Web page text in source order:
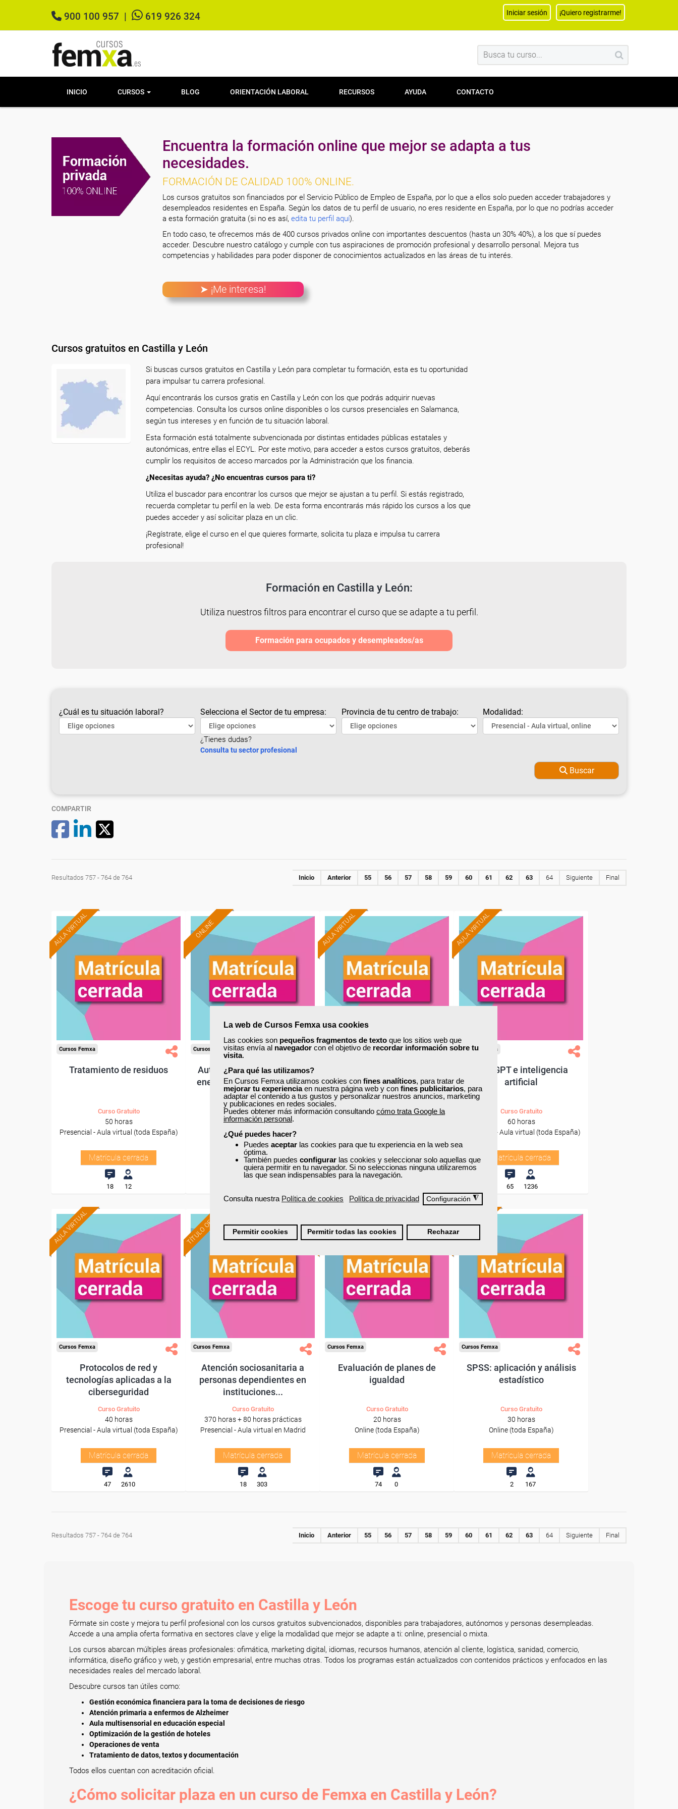
La web de Cursos Femxa usa cookies
Las cookies son pequeños fragmentos de texto que los sitios web que
visitas envía al navegador con el objetivo de recordar información sobre tu
visita.
¿Para qué las utilizamos?
En Cursos Femxa utilizamos cookies con fines analíticos, para tratar de
mejorar tu experienciaen nuestra página web y con fines publicitarios, para
adaptar el contenido a tus gustos y personalizar nuestros anuncios, marketing
y publicaciones en redes sociales.
Puedes obtener más información consultando cómo trata Google la
información personal.
¿Qué puedes hacer?
Puedes aceptar las cookies para que tu experiencia en la web sea
óptima.
También puedes configurar las cookies y seleccionar solo aquellas que
quiera permitir en tu navegador. Si no seleccionas ninguna utilizaremos
las que sean indispensables para la navegación.
Consulta nuestra Política de cookies Política de privacidad Configuración ◮
Permitir cookies Permitir todas las cookies Rechazar
900 100 957 619 926 324 Iniciar sesión ¡Quiero registrarme!
INICIO CURSOS BLOG ORIENTACIÓN LABORAL RECURSOS AYUDA CONTACTO
Encuentra la formación online que mejor se adapta a tus
necesidades.
FORMACIÓN DE CALIDAD 100% ONLINE.
Los cursos gratuitos son financiados por el Servicio Público de Empleo de España, por lo que a ellos solo pueden acceder trabajadores y
desempleados residentes en España. Según los datos de tu perfil de usuario, no eres residente en España, por lo que no podrías acceder
a esta formación gratuita (si no es así, edita tu perfil aquí).
En todo caso, te ofrecemos más de 400 cursos privados online con importantes descuentos (hasta un 30% 40%), a los que sí puedes
acceder. Descubre nuestro catálogo y cumple con tus aspiraciones de promoción profesional y desarrollo personal. Mejora tus
competencias y habilidades para poder disponer de conocimientos actualizados en las áreas de tu interés.
➤ ¡Me interesa!
Cursos gratuitos en Castilla y León
Si buscas cursos gratuitos en Castilla y León para completar tu formación, esta es tu oportunidad
para impulsar tu carrera profesional.
Aquí encontrarás los cursos gratis en Castilla y León con los que podrás adquirir nuevas
competencias. Consulta los cursos online disponibles o los cursos presenciales en Salamanca,
según tus intereses y en función de tu situación laboral.
Esta formación está totalmente subvencionada por distintas entidades públicas estatales y
autonómicas, entre ellas el ECYL. Por este motivo, para acceder a estos cursos gratuitos, deberás
cumplir los requisitos de acceso marcados por la Administración que los financia.
¿Necesitas ayuda? ¿No encuentras cursos para ti?
Utiliza el buscador para encontrar los cursos que mejor se ajustan a tu perfil. Si estás registrado,
recuerda completar tu perfil en la web. De esta forma encontrarás más rápido los cursos a los que
puedes acceder y así solicitar plaza en un clic.
¡Regístrate, elige el curso en el que quieres formarte, solicita tu plaza e impulsa tu carrera
profesional!
Formación en Castilla y León:
Utiliza nuestros filtros para encontrar el curso que se adapte a tu perfil.
Formación para ocupados y desempleados/as
¿Cuál es tu situación laboral? Selecciona el Sector de tu empresa:
¿Tienes dudas?
Consulta tu sector profesional
Provincia de tu centro de trabajo: Modalidad:
Buscar
COMPARTIR
Resultados 757 - 764 de 764 Inicio Anterior 55 56 57 58 59 60 61 62 63 64 Siguiente Final
AULA VIRTUAL
Cursos Femxa
Tratamiento de residuos
Curso Gratuito
50 horas
Presencial - Aula virtual (toda España)
Matrícula cerrada
18 12
ONLINE
Cursos Femxa
Autoconsumo, sistemas de
energías renovables para el
impulso de...
Curso Gratuito
150 horas
Online (toda España)
Matrícula cerrada
AULA VIRTUAL
Cursos Femxa
regeneración de entornos
urbanos
Curso Gratuito
Matrícula cerrada
AULA VIRTUAL
Cursos Femxa
ChatGPT e inteligencia
artificial
Curso Gratuito
60 horas
Presencial - Aula virtual (toda España)
Matrícula cerrada
65 1236
AULA VIRTUAL
Cursos Femxa
Protocolos de red y
tecnologías aplicadas a la
ciberseguridad
Curso Gratuito
40 horas
Presencial - Aula virtual (toda España)
Matrícula cerrada
47 2610
TÍTULO OFICIAL
Cursos Femxa
Atención sociosanitaria a
personas dependientes en
instituciones...
Curso Gratuito
370 horas + 80 horas prácticas
Presencial - Aula virtual en Madrid
Matrícula cerrada
18 303
ONLINE
Cursos Femxa
Evaluación de planes de
igualdad
Curso Gratuito
20 horas
Online (toda España)
Matrícula cerrada
74 0
ONLINE
Cursos Femxa
SPSS: aplicación y análisis
estadístico
Curso Gratuito
30 horas
Online (toda España)
Matrícula cerrada
2 167
Resultados 757 - 764 de 764 Inicio Anterior 55 56 57 58 59 60 61 62 63 64 Siguiente Final
Escoge tu curso gratuito en Castilla y León
Fórmate sin coste y mejora tu perfil profesional con los cursos gratuitos subvencionados, disponibles para trabajadores, autónomos y personas desempleadas.
Accede a una amplia oferta formativa en sectores clave y elige la modalidad que mejor se adapte a ti: online, presencial o mixta.
Los cursos abarcan múltiples áreas profesionales: ofimática, marketing digital, idiomas, recursos humanos, atención al cliente, logística, sanidad, comercio,
informática, diseño gráfico y web, y gestión empresarial, entre muchas otras. Todos los programas están actualizados con contenidos prácticos y enfocados en las
necesidades reales del mercado laboral.
Descubre cursos tan útiles como:
Gestión económica financiera para la toma de decisiones de riesgo
Atención primaria a enfermos de Alzheimer
Aula multisensorial en educación especial
Optimización de la gestión de hoteles
Operaciones de venta
Tratamiento de datos, textos y documentación
Todos ellos cuentan con acreditación oficial.
¿Cómo solicitar plaza en un curso de Femxa en Castilla y León?